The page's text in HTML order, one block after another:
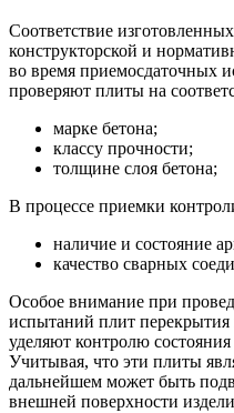
Соответствие
конструкторской и
во время приемосдаточных
проверяют плиты на
марке бетона;
классу прочности;
толщине слоя бетона;
В процессе приемки
наличие и состояние
качество сварных
Особое внимание при
испытаний плит
уделяют контролю
Учитывая, что эти плиты
дальнейшем может быть
внешней поверхности